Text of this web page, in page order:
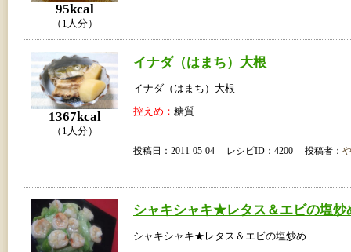
95kcal
（1人分）
1367kcal
（1人分）
イナダ（はまち）大根
イナダ（はまち）大根
控えめ： 糖質
投稿日：2011-05-04 レシピID：4200 投稿者：
シャキシャキ★レタス＆エビの塩炒
シャキシャキ★レタス＆エビの塩炒め